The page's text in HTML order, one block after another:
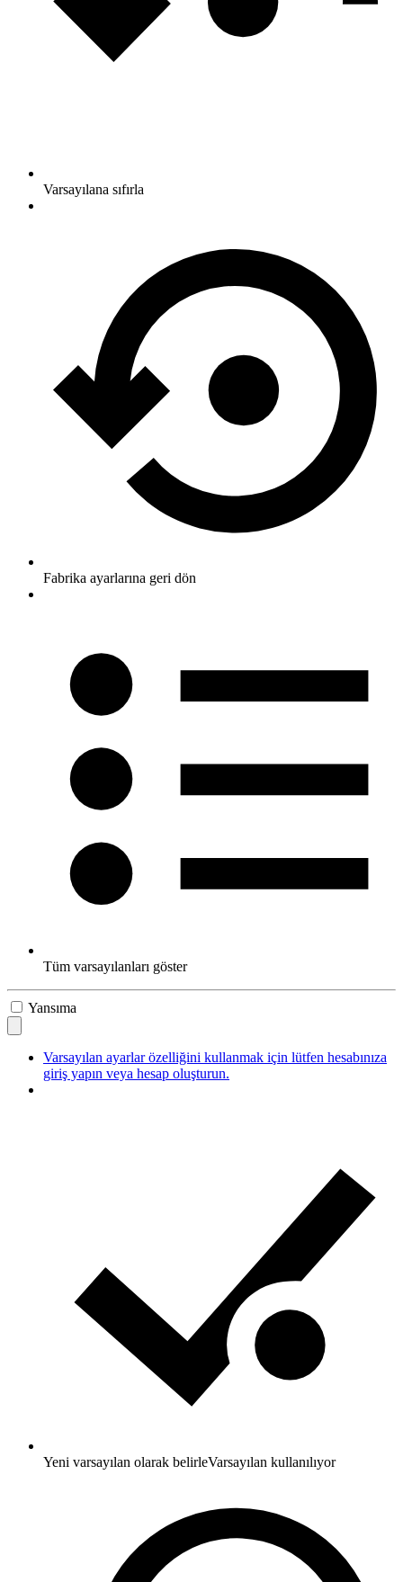
Varsayılana sıfırla
Fabrika ayarlarına geri dön
Tüm varsayılanları göster
Yansıma
Varsayılan ayarlar özelliğini kullanmak için lütfen hesabınıza
giriş yapın veya hesap oluşturun.
Yeni varsayılan olarak belirleVarsayılan kullanılıyor